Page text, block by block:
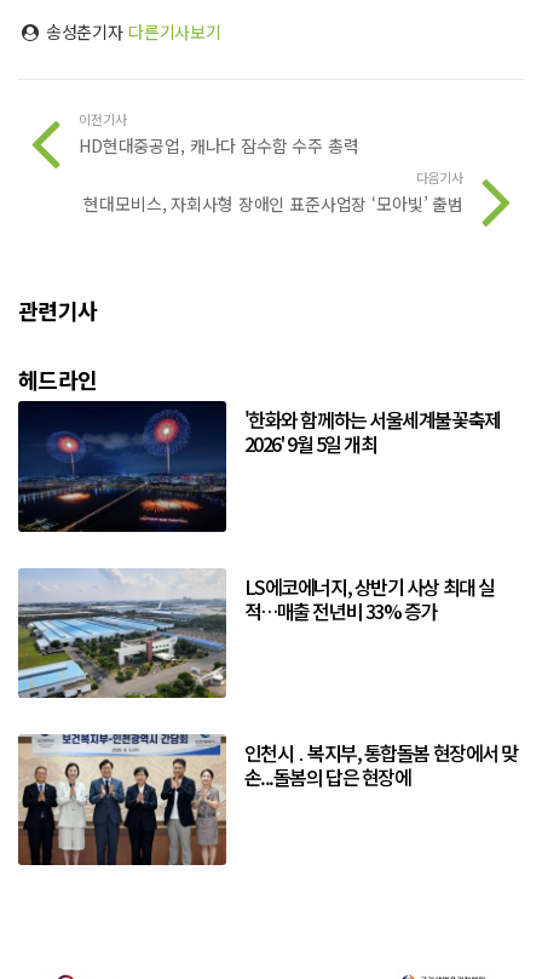
송성춘기자 다른기사보기
이전기사
HD현대중공업, 캐나다 잠수함 수주 총력
다음기사
현대모비스, 자회사형 장애인 표준사업장 ‘모아빛’ 출범
관련기사
헤드라인
'한화와 함께하는 서울세계불꽃축제
2026' 9월 5일 개최
LS에코에너지, 상반기 사상 최대 실
적…매출 전년비 33% 증가
인천시 ․ 복지부, 통합돌봄 현장에서 맞
손...돌봄의 답은 현장에